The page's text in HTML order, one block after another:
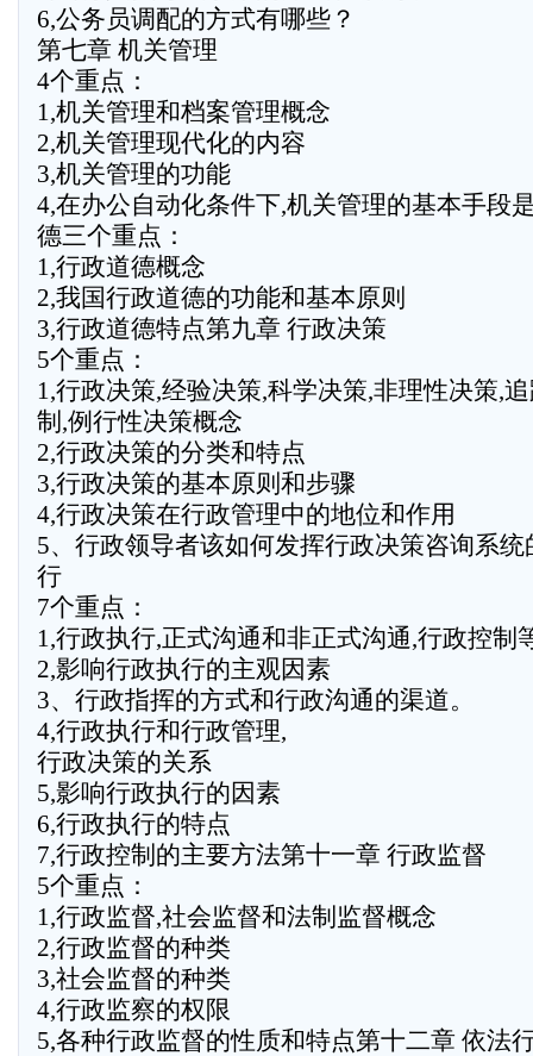
6,公务员调配的方式有哪些？
第七章 机关管理
4个重点：
1,机关管理和档案管理概念
2,机关管理现代化的内容
3,机关管理的功能
4,在办公自动化条件下,机关管理的基本手段
德三个重点：
1,行政道德概念
2,我国行政道德的功能和基本原则
3,行政道德特点第九章 行政决策
5个重点：
1,行政决策,经验决策,科学决策,非理性决策,
制,例行性决策概念
2,行政决策的分类和特点
3,行政决策的基本原则和步骤
4,行政决策在行政管理中的地位和作用
5、行政领导者该如何发挥行政决策咨询系
行
7个重点：
1,行政执行,正式沟通和非正式沟通,行政控制
2,影响行政执行的主观因素
3、行政指挥的方式和行政沟通的渠道。
4,行政执行和行政管理,
行政决策的关系
5,影响行政执行的因素
6,行政执行的特点
7,行政控制的主要方法第十一章 行政监督
5个重点：
1,行政监督,社会监督和法制监督概念
2,行政监督的种类
3,社会监督的种类
4,行政监察的权限
5,各种行政监督的性质和特点第十二章 依法